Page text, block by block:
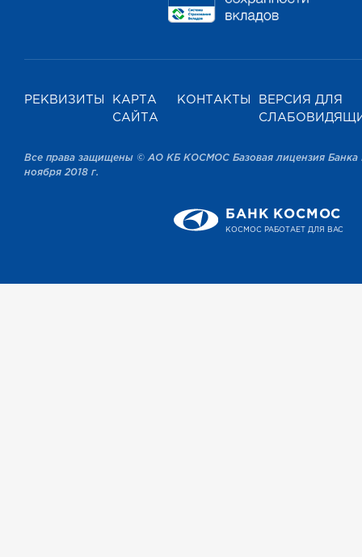
РЕКВИЗИТЫ
КАРТА
САЙТА
КОНТАКТЫ
ВЕРСИЯ ДЛЯ
Все права защищены © АО КБ КОСМОС Базовая лицензия Банка
ноября 2018 г.